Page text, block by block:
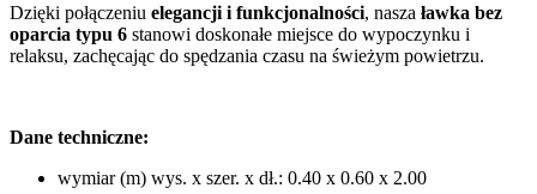
Dzięki połączeniu elegancji i funkcjonalności, nasza ławka bez
oparcia typu 6 stanowi doskonałe miejsce do wypoczynku i
relaksu, zachęcając do spędzania czasu na świeżym powietrzu.
Dane techniczne:
wymiar (m) wys. x szer. x dł.: 0.40 x 0.60 x 2.00